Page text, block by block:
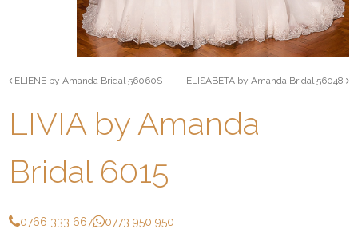
ELIENE by Amanda Bridal 56060S ELISABETA by Amanda Bridal 56048
LIVIA by Amanda
Bridal 6015
0766 333 667 0773 950 950